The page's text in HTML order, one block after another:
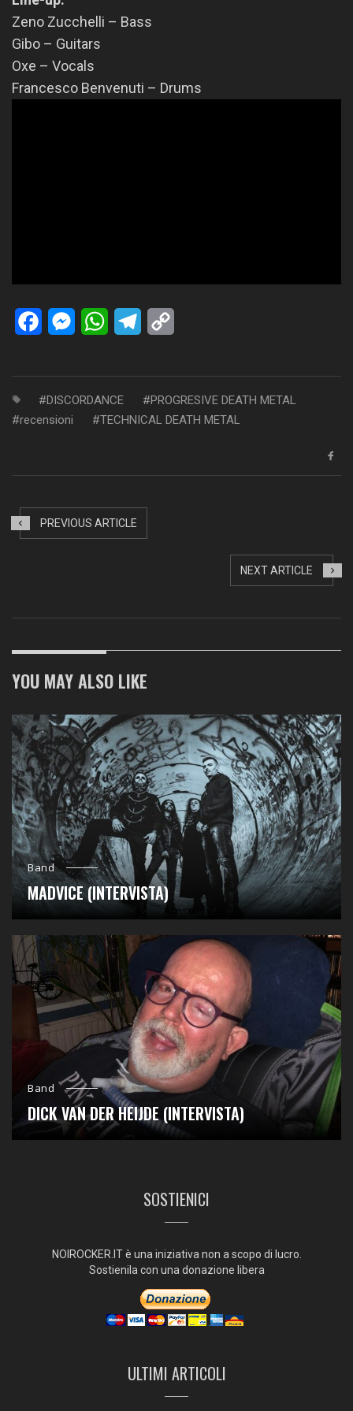
Zeno Zucchelli – Bass
Gibo – Guitars
Oxe – Vocals
Francesco Benvenuti – Drums
FacebookMessengerWhatsAppTelegram
DISCORDANCE
PROGRESIVE DEATH METAL
recensioni
TECHNICAL DEATH METAL
PREVIOUS ARTICLE
NEXT ARTICLE
YOU MAY ALSO LIKE
Band
MADVICE (INTERVISTA)
Band
DICK VAN DER HEIJDE (INTERVISTA)
SOSTIENICI
NOIROCKER.IT è una iniziativa non a scopo di lucro.
Sostienila con una donazione libera
ULTIMI ARTICOLI